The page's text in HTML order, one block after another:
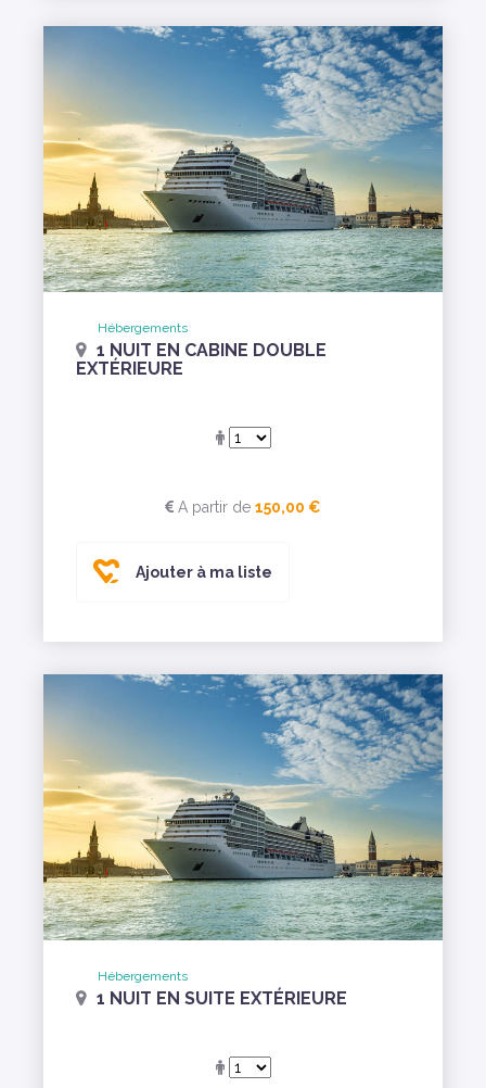
Hébergements
1 NUIT EN CABINE DOUBLE
EXTÉRIEURE
A partir de 150,00 €
Ajouter à ma liste
Hébergements
1 NUIT EN SUITE EXTÉRIEURE